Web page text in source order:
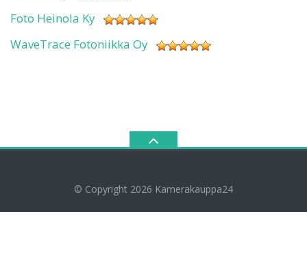
Foto Heinola Ky
WaveTrace Fotoniikka Oy
© Copyright 2026 Kamerakauppa24